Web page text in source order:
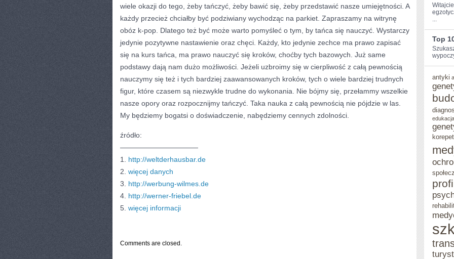
wiele okazji do tego, żeby tańczyć, żeby bawić się, żeby przedstawić nasze umiejętności. A
każdy przecież chciałby być podziwiany wychodząc na parkiet. Zapraszamy na witrynę
obóz k-pop. Dlatego też być może warto pomyśleć o tym, by tańca się nauczyć. Wystarczy
jedynie pozytywne nastawienie oraz chęci. Każdy, kto jedynie zechce ma prawo zapisać
się na kurs tańca, ma prawo nauczyć się kroków, choćby tych bazowych. Już same
podstawy dają nam dużo możliwości. Jeżeli uzbroimy się w cierpliwość z całą pewnością
nauczymy się też i tych bardziej zaawansowanych kroków, tych o wiele bardziej trudnych
figur, które czasem są niezwykle trudne do wykonania. Nie bójmy się, przełammy wszelkie
nasze opory oraz rozpocznijmy tańczyć. Taka nauka z całą pewnością nie pójdzie w las.
My będziemy bogatsi o doświadczenie, nabędziemy cennych zdolności.
źródło:
———————————
1. http://weltderhausbar.de
2. więcej danych
3. http://werbung-wilmes.de
4. http://werner-friebel.de
5. więcej informacji
Comments are closed.
...
Top
antyki